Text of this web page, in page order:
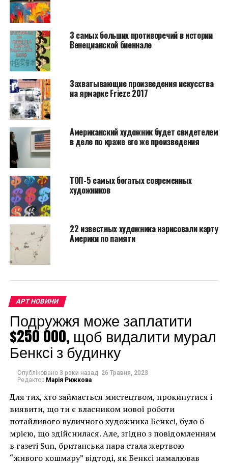
художников как Джаспер Джонс, Роберт
Раушенберг, Луиза Невельсон, Гленн Лигон.
Альма ТОмас, Sky Light, (1973)
3 самых больших противоречий в истории
Венецианской биеннале
Захватывающие произведения искусства
на ярмарке Frieze 2017
Американский художник будет свидетелем
в деле по краже его же произведения
ТОП-5 самых богатых современных
художников
22 известных художника нарисовали карту
Америки по памяти
АРТ НОВИНИ
Подружжя може заплатити
$250 000, щоб видалити мурал
Бенксі з будинку
Опубліковано 3 роки назад 26 Травня, 2023
Редактор Марія Рижкова
Для тих, хто займається мистецтвом, прокинутися і
виявити, що ти є власником нової роботи
потайливого вуличного художника Бенксі, було б
мрією, що здійснилася. Але, згідно з повідомленням
в газеті Sun, британська пара стала жертвою
“живого кошмару” відтоді, як Бенксі намалював